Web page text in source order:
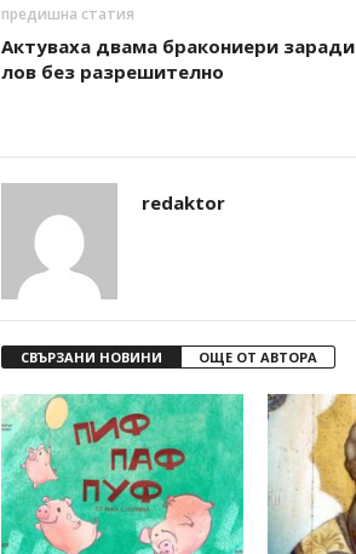
предишна статия
Актуваха двама бракониери заради
лов без разрешително
redaktor
СВЪРЗАНИ НОВИНИ ОЩЕ ОТ АВТОРА